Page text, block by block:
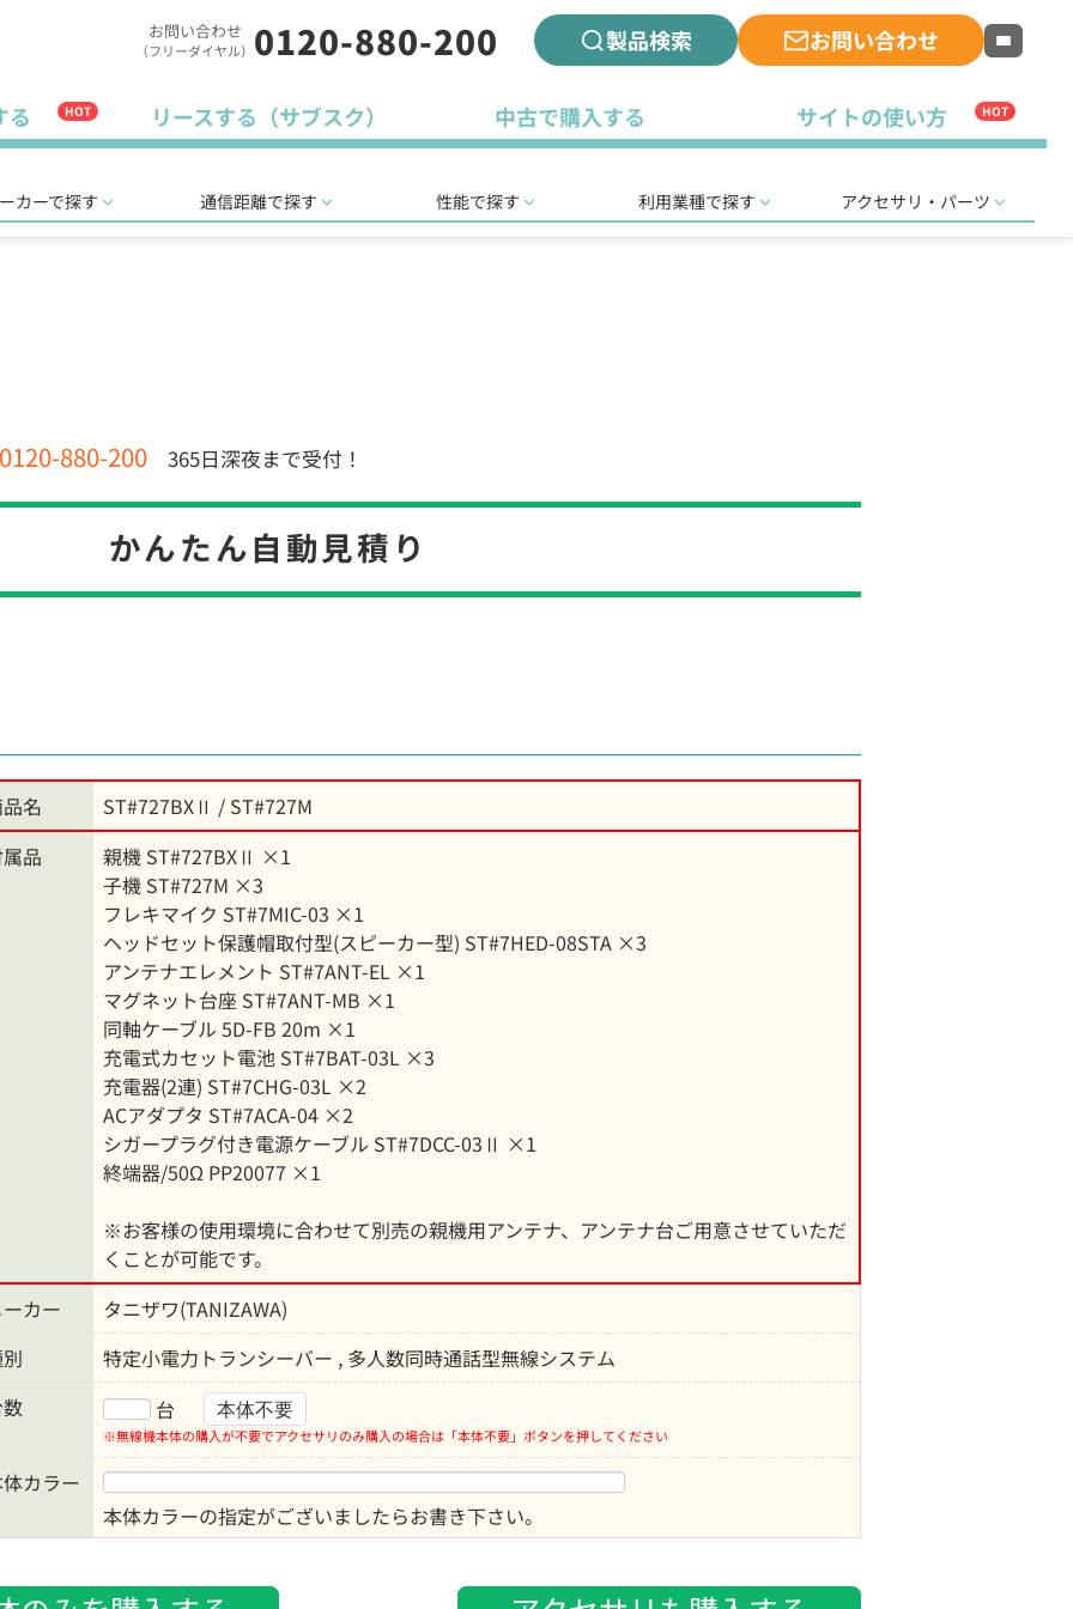
お問い合わせ
（フリーダイヤル） 0120-880-200 製品検索 お問い合わせ
る HOT リースする（サブスク） 中古で購入する サイトの使い方 HOT
カーで探す 通信距離で探す 性能で探す 利用業種で探す アクセサリ・パーツ
0120-880-200 365日深夜まで受付！
かんたん自動見積り
名
ST#727BXⅡ / ST#727M
品
親機 ST#727BXⅡ ×1
子機 ST#727M ×3
フレキマイク ST#7MIC-03 ×1
ヘッドセット保護帽取付型(スピーカー型) ST#7HED-08STA ×3
アンテナエレメント ST#7ANT-EL ×1
マグネット台座 ST#7ANT-MB ×1
同軸ケーブル 5D-FB 20m ×1
充電式カセット電池 ST#7BAT-03L ×3
充電器(2連) ST#7CHG-03L ×2
ACアダプタ ST#7ACA-04 ×2
シガープラグ付き電源ケーブル ST#7DCC-03Ⅱ ×1
終端器/50Ω PP20077 ×1
※お客様の使用環境に合わせて別売の親機用アンテナ、アンテナ台ご用意させていただ
くことが可能です。
カー
タニザワ(TANIZAWA)
特定小電力トランシーバー , 多人数同時通話型無線システム
台 本体不要
※無線機本体の購入が不要でアクセサリのみ購入の場合は「本体不要」ボタンを押してください
カラー
本体カラーの指定がございましたらお書き下さい。